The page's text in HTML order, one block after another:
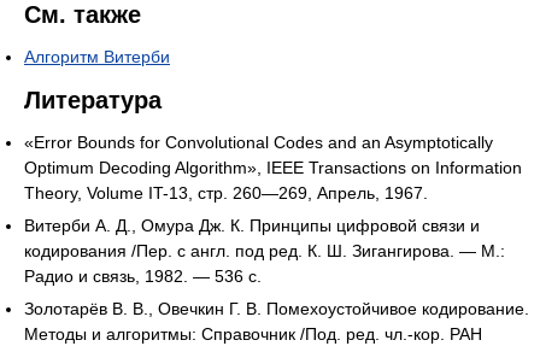
См. также
Алгоритм Витерби
Литература
«Error Bounds for Convolutional Codes and an Asymptotically
Optimum Decoding Algorithm», IEEE Transactions on Information
Theory, Volume IT-13, стр. 260—269, Апрель, 1967.
Витерби А. Д., Омура Дж. К. Принципы цифровой связи и
кодирования /Пер. с англ. под ред. К. Ш. Зигангирова. — М.:
Радио и связь, 1982. — 536 с.
Золотарёв В. В., Овечкин Г. В. Помехоустойчивое кодирование.
Методы и алгоритмы: Справочник /Под. ред. чл.-кор. РАН